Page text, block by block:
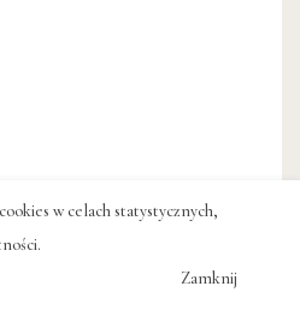
w celach statystycznych,
.
Zamknij